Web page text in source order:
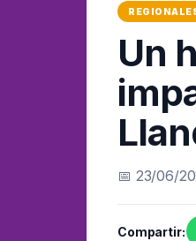
Un
📅 23/06/
Compartir: